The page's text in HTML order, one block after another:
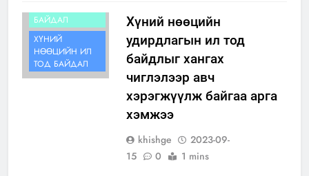
БАЙДАЛ
ХҮНИЙ
НӨӨЦИЙН ИЛ
ТОД БАЙДАЛ
Хүний нөөцийн
удирдлагын ил тод
байдлыг хангах
чиглэлээр авч
хэрэгжүүлж байгаа арга
хэмжээ
khishge
2023-09-
15
0
1 mins